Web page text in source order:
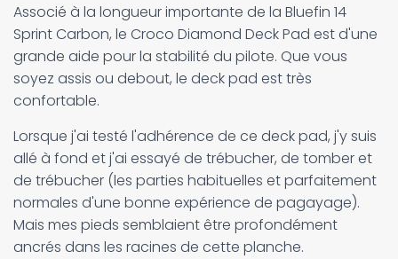
Associé à la longueur importante de la Bluefin 14
Sprint Carbon, le Croco Diamond Deck Pad est d'une
grande aide pour la stabilité du pilote. Que vous
soyez assis ou debout, le deck pad est très
confortable.
Lorsque j'ai testé l'adhérence de ce deck pad, j'y suis
allé à fond et j'ai essayé de trébucher, de tomber et
de trébucher (les parties habituelles et parfaitement
normales d'une bonne expérience de pagayage).
Mais mes pieds semblaient être profondément
ancrés dans les racines de cette planche.